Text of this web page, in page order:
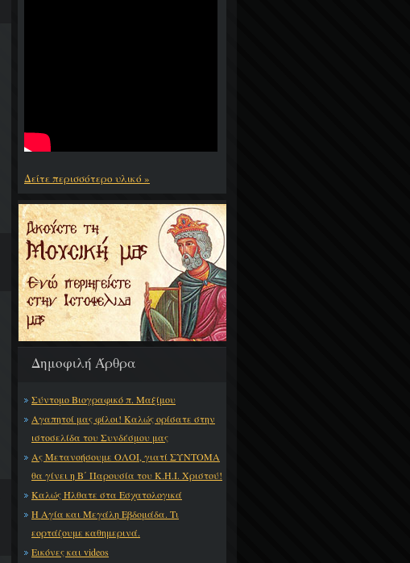
Δείτε περισσότερο υλικό »
Δημοφιλή Άρθρα
Σύντομο Βιογραφικό π. Μαξίμου
Αγαπητοί μας φίλοι! Καλώς ορίσατε στην
ιστοσελίδα του Συνδέσμου μας
Ας Μετανοήσουμε ΟΛΟΙ, γιατί ΣΥΝΤΟΜΑ
θα γίνει η Β΄ Παρουσία του Κ.Η.Ι. Χριστού!
Καλώς Ήλθατε στα Εσχατολογικά
Η Αγία και Μεγάλη Εβδομάδα. Τι
εορτάζουμε καθημερινά.
Εικόνες και videos